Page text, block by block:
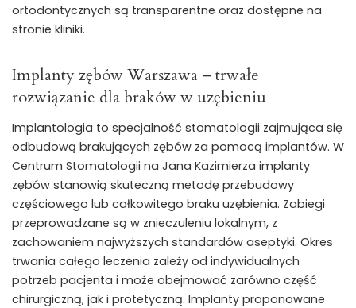
ortodontycznych są transparentne oraz dostępne na
stronie kliniki.
Implanty zębów Warszawa – trwałe
rozwiązanie dla braków w uzębieniu
Implantologia to specjalność stomatologii zajmująca się
odbudową brakujących zębów za pomocą implantów. W
Centrum Stomatologii na Jana Kazimierza implanty
zębów stanowią skuteczną metodę przebudowy
częściowego lub całkowitego braku uzębienia. Zabiegi
przeprowadzane są w znieczuleniu lokalnym, z
zachowaniem najwyższych standardów aseptyki. Okres
trwania całego leczenia zależy od indywidualnych
potrzeb pacjenta i może obejmować zarówno część
chirurgiczną, jak i protetyczną. Implanty proponowane